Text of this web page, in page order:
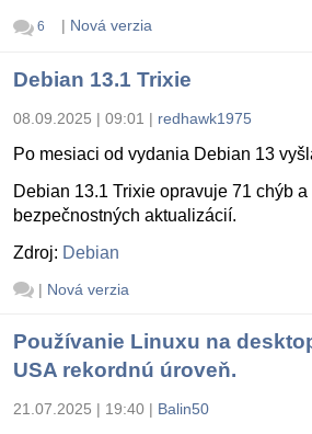
6 | Nová verzia
Debian 13.1 Trixie
08.09.2025 | 09:01 | redhawk1975
Po mesiaci od vydania Debian 13
Debian 13.1 Trixie opravuje 71 chýb
bezpečnostných aktualizácií.
Zdroj: Debian
| Nová verzia
Používanie Linuxu na
USA rekordnú úroveň.
21.07.2025 | 19:40 | Balin50